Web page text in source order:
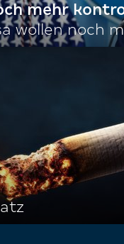
mehr
wollen noch